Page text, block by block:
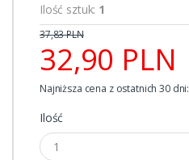
Ilość sztuk: 1
32,90 PLN
37,83 PLN
Najniższa cena z ostatnich 30 dni:
Ilość